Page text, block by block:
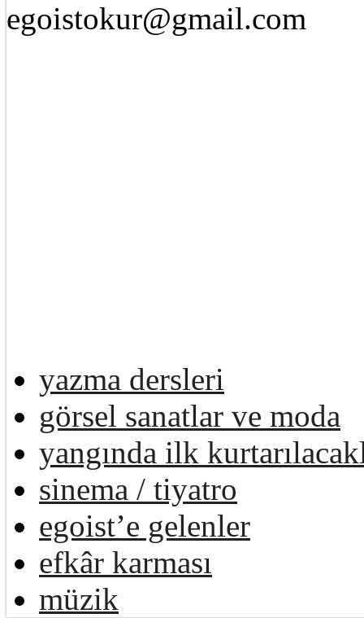
egoistokur@gmail.com
yazma dersleri
görsel sanatlar ve moda
yangında ilk
sinema / tiyatro
egoist’e gelenler
efkâr karması
müzik